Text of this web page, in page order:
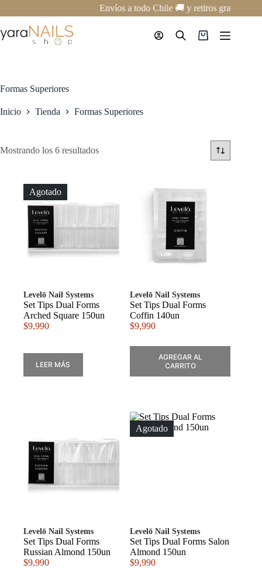
al
contenido
Envíos a todo Chile 🚚 y retiros gratis en
Carro
Formas Superiores
Inicio Tienda Formas Superiores
Mostrando los 6 resultados
Agotado
Levelō Nail Systems
Set Tips Dual Forms
Arched Square 150un
$9,990
LEER MÁS
Levelō Nail Systems
Set Tips Dual Forms
Coffin 140un
$9,990
AGREGAR AL
CARRITO
Levelō Nail Systems
Set Tips Dual Forms
Russian Almond 150un
$9,990
Agotado
Levelō Nail Systems
Set Tips Dual Forms Salon
Almond 150un
$9,990